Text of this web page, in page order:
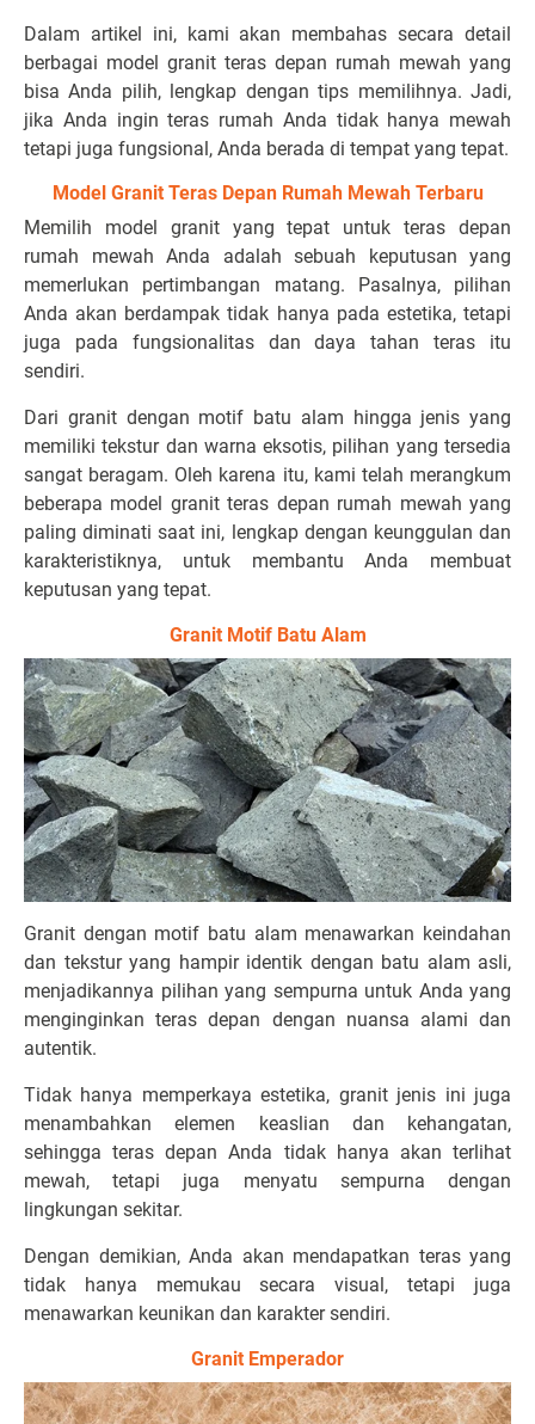
Dalam artikel ini, kami akan membahas secara detail
berbagai model granit teras depan rumah mewah yang
bisa Anda pilih, lengkap dengan tips memilihnya. Jadi,
jika Anda ingin teras rumah Anda tidak hanya mewah
tetapi juga fungsional, Anda berada di tempat yang tepat.
Model Granit Teras Depan Rumah Mewah Terbaru
Memilih model granit yang tepat untuk teras depan
rumah mewah Anda adalah sebuah keputusan yang
memerlukan pertimbangan matang. Pasalnya, pilihan
Anda akan berdampak tidak hanya pada estetika, tetapi
juga pada fungsionalitas dan daya tahan teras itu
sendiri.
Dari granit dengan motif batu alam hingga jenis yang
memiliki tekstur dan warna eksotis, pilihan yang tersedia
sangat beragam. Oleh karena itu, kami telah merangkum
beberapa model granit teras depan rumah mewah yang
paling diminati saat ini, lengkap dengan keunggulan dan
karakteristiknya, untuk membantu Anda membuat
keputusan yang tepat.
Granit Motif Batu Alam
Granit dengan motif batu alam menawarkan keindahan
dan tekstur yang hampir identik dengan batu alam asli,
menjadikannya pilihan yang sempurna untuk Anda yang
menginginkan teras depan dengan nuansa alami dan
autentik.
Tidak hanya memperkaya estetika, granit jenis ini juga
menambahkan elemen keaslian dan kehangatan,
sehingga teras depan Anda tidak hanya akan terlihat
mewah, tetapi juga menyatu sempurna dengan
lingkungan sekitar.
Dengan demikian, Anda akan mendapatkan teras yang
tidak hanya memukau secara visual, tetapi juga
menawarkan keunikan dan karakter sendiri.
Granit Emperador